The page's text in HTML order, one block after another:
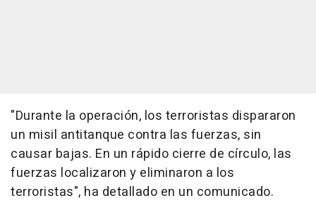
"Durante la operación, los terroristas dispararon
un misil antitanque contra las fuerzas, sin
causar bajas. En un rápido cierre de círculo, las
fuerzas localizaron y eliminaron a los
terroristas", ha detallado en un comunicado.